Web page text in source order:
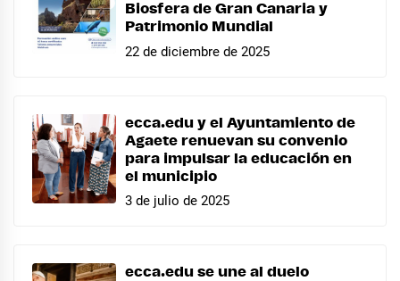
Biosfera de Gran Canaria y
Patrimonio Mundial
22 de diciembre de 2025
ecca.edu y el Ayuntamiento de
Agaete renuevan su convenio
para impulsar la educación en
el municipio
3 de julio de 2025
ecca.edu se une al duelo